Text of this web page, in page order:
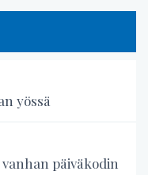
yössä
päiväkodin